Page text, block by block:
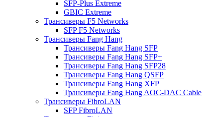
SFP-Plus Extreme
GBIC Extreme
Трансиверы F5 Networks
SFP F5 Networks
Трансиверы Fang Hang
Трансиверы Fang Hang SFP
Трансиверы Fang Hang SFP+
Трансиверы Fang Hang SFP28
Трансиверы Fang Hang QSFP
Трансиверы Fang Hang XFP
Трансиверы Fang Hang AOC-DAC Cable
Трансиверы FibroLAN
SFP FibroLAN